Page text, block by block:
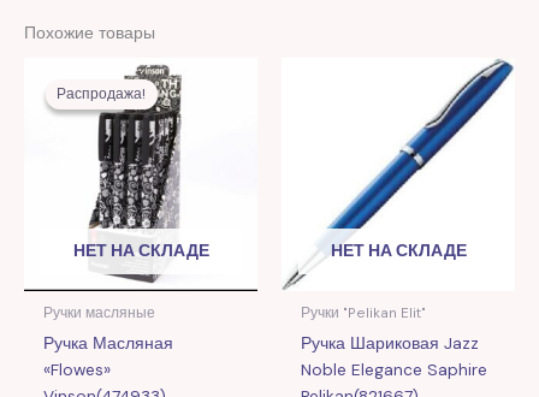
Похожие товары
Распродажа!
НЕТ НА СКЛАДЕ
Распродажа!
Ручки масляные
Ручка Масляная
«Flowes»
Первоначальная
цена
составляла
17,00 MDL.
НЕТ НА СКЛАДЕ
Ручки "Pelikan Elit"
Ручка Шариковая Jazz
Noble Elegance Saphire